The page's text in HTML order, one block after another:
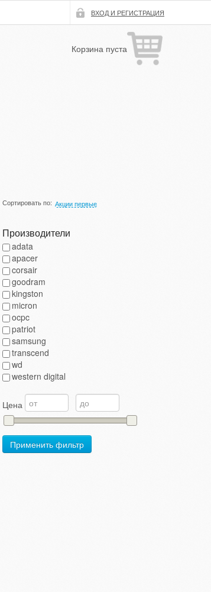
ВХОД И РЕГИСТРАЦИЯ
Корзина пуста
Сортировать по: Акции первые
Производители
adata
apacer
corsair
goodram
kingston
micron
ocpc
patriot
samsung
transcend
wd
western digital
Цена
Применить фильтр